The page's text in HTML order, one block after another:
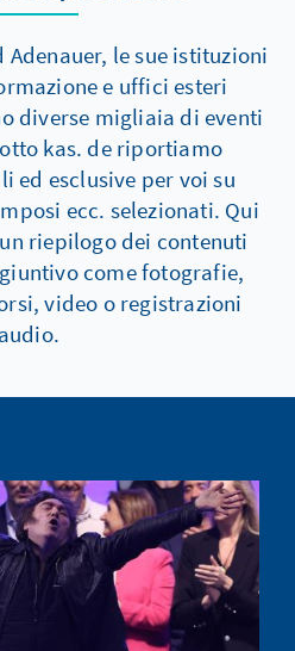
Adenauer, le sue istituzioni
e uffici esteri
diverse migliaia di eventi
kas. de riportiamo
ed esclusive per voi su
ecc. selezionati. Qui
riepilogo dei contenuti
come fotografie,
video o registrazioni
audio.